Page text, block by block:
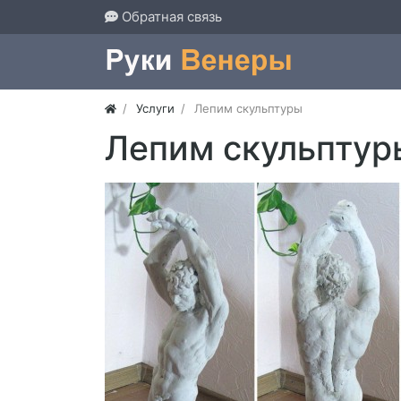
Обратная связь
Услуги Лепим скульптуры
Лепим